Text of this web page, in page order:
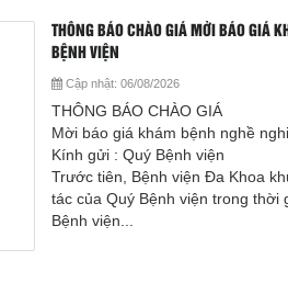
THÔNG BÁO CHÀO GIÁ MỜI BÁO GIÁ
BỆNH VIỆN
Cập nhật: 06/08/2026
THÔNG BÁO CHÀO GIÁ
Mời báo giá khám bệnh nghề
Kính gửi : Quý Bệnh viện
Trước tiên, Bệnh viện Đa Khoa
tác của Quý Bệnh viện trong thời
Bệnh viện...